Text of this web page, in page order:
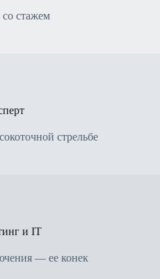
стажем
стрельбе
и IT
— ее конек